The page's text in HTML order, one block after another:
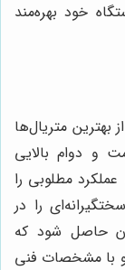
خود بهره‌مند
بهترین متریال‌ها
و دوام بالایی
مطلوبی را
را در
حاصل شود که
و با مشخصات فنی